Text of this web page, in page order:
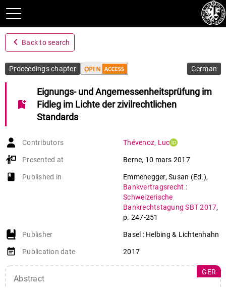
navigate_before Back to search
Proceedings chapter German
bookmark_add
Eignungs‐ und Angemessenheitsprüfung im
Fidleg im Lichte der zivilrechtlichen
Standards
Contributors Thévenoz, Luc
Presented at Berne, 10 mars 2017
book-open
Published in Emmenegger, Susan (Ed.),
Bankvertragsrecht :
Schweizerische
Bankrechtstagung SBT 2017,
p. 247-251
Publisher Basel : Helbing & Lichtenhahn
event_note Publication date 2017
Abstract
GER